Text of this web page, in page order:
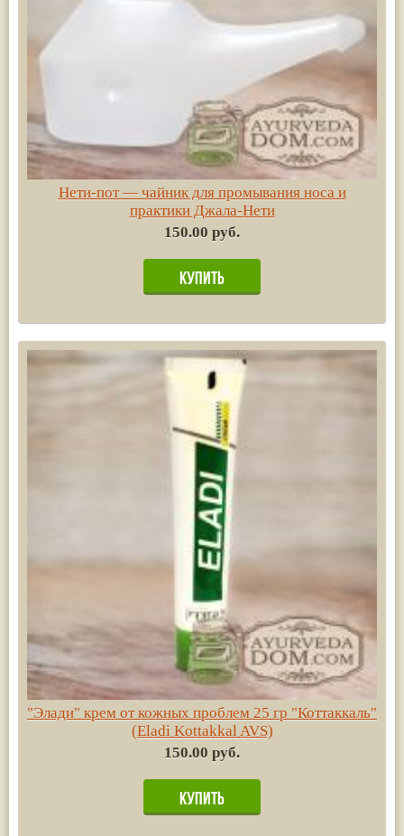
Нети-пот — чайник для промывания носа и
практики Джала-Нети
150.00 руб.
"Элади" крем от кожных проблем 25 гр "Коттаккаль"
(Eladi Kottakkal AVS)
150.00 руб.